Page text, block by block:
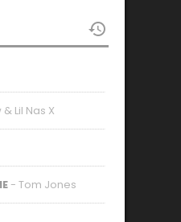
Lil Nas X
- Tom Jones